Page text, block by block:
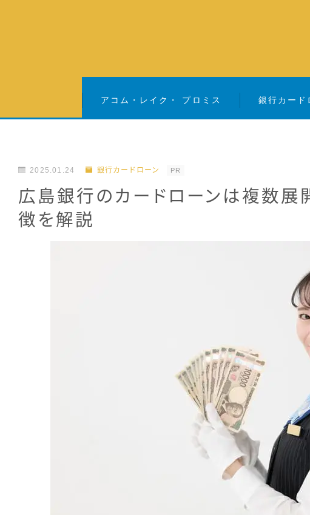
アコム・レイク・ プロミス 銀行カード
2025.01.24 銀行カードローン PR
広島銀行のカードローンは複数展
徴を解説